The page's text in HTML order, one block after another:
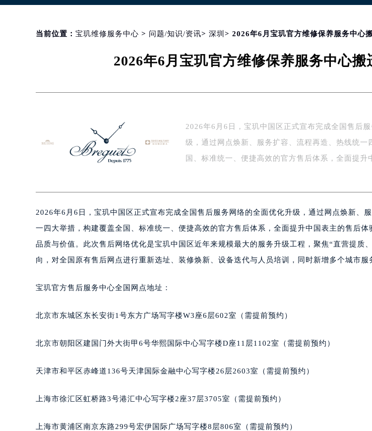
2026年8月宝玑售后服务中心最新网点地址：
北京市东城区东长安街1号东方广场写字楼W3座6层602室（需提前预约）
上海市徐汇区虹桥路3号港汇中心写字楼2座37层3705室（需提前预约）
扬州市邗江区国展路29号星耀天地写字楼1号楼18层1803室（需提前预约）
盐城市盐都区世纪大道5号盐城金融城写字楼1号楼16层1604室（需提前预约）
泰州市海陵区永定东路399号置地商务中心东塔写字楼（华润万象城）17层
绍兴市越城区胜利东路379号世茂天际中心写字楼8层805室（需提前预约）
嘉兴市南湖区广益路705号嘉兴世界贸易中心写字楼A座13层1304室（需提前预
南昌市红谷滩新区红谷中大道998号绿地双子塔（中央广场）A1座办公楼14层
济南市历下区经十路11111号华润中心写字楼（万象城）15层1508室（需提前预
广州市越秀区环市东路371-375号世界贸易中心大厦南塔写字楼15层07室（需提
惠州市惠城区江北文昌一路7号华贸大厦写字楼1座30层05室（需提前预约）
福州市鼓楼区五四路128-1号恒力城写字楼15层03室（需提前预约）
重庆市江北区观音桥步行街2号融恒时代广场写字楼9层902室（需提前预约）
郑州市二七区铭功路10号华润大厦写字楼29层2905室（需提前预约）
沈阳市沈河区中街路137号亨得利名表服务中心（品牌授权店）1层整层（需提前
当前位置： 宝玑维修服务中心 > 问题/知识/资讯> 深圳 > 2026年6月宝玑官方维修保养服务中心
2026年6月宝玑官方维修保养服务中心
2026年6月6日，宝玑中国区正式宣布完成全国售后
级，通过网点焕新、服务扩容、流程再造、热线统一
国、标准统一、便捷高效的官方售后体系，全面提升
2026年6月6日，宝玑中国区正式宣布完成全国售后服务网络的全面优化升级，通过网点焕新、
一四大举措，构建覆盖全国、标准统一、便捷高效的官方售后体系，全面提升中国表主的售后体
品质与价值。此次售后网络优化是宝玑中国区近年来规模最大的服务升级工程，聚焦“直营提质
向，对全国原有售后网点进行重新选址、装修焕新、设备迭代与人员培训，同时新增多个城市服
宝玑官方售后服务中心全国网点地址：
北京市东城区东长安街1号东方广场写字楼W3座6层602室（需提前预约）
北京市朝阳区建国门外大街甲6号华熙国际中心写字楼D座11层1102室（需提前预约）
天津市和平区赤峰道136号天津国际金融中心写字楼26层2603室（需提前预约）
上海市徐汇区虹桥路3号港汇中心写字楼2座37层3705室（需提前预约）
上海市黄浦区南京东路299号宏伊国际广场写字楼8层806室（需提前预约）